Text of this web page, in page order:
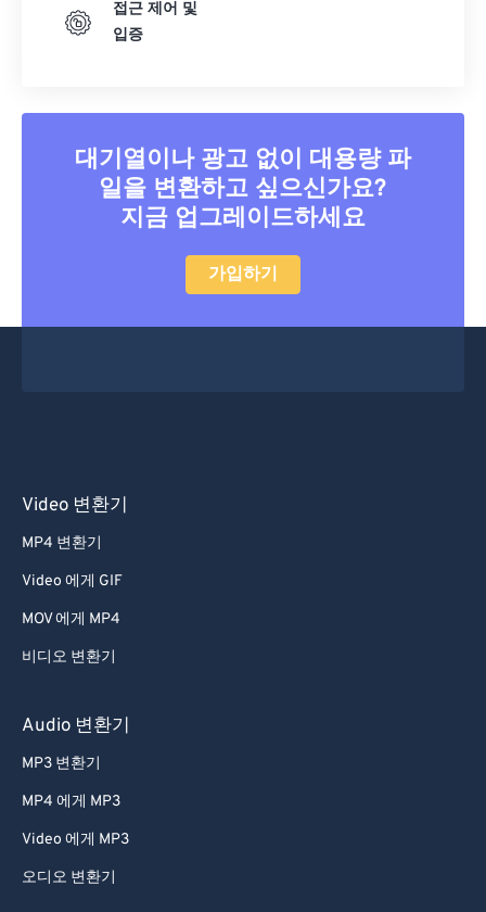
접근 제어 및
입증
대기열이나 광고 없이 대용량 파
일을 변환하고 싶으신가요?
지금 업그레이드하세요
가입하기
Video 변환기
MP4 변환기
Video 에게 GIF
MOV 에게 MP4
비디오 변환기
Audio 변환기
MP3 변환기
MP4 에게 MP3
Video 에게 MP3
오디오 변환기